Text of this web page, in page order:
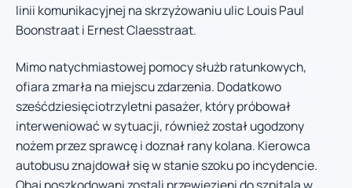
linii komunikacyjnej na skrzyżowaniu ulic Louis Paul
Boonstraat i Ernest Claesstraat.
Mimo natychmiastowej pomocy służb ratunkowych,
ofiara zmarła na miejscu zdarzenia. Dodatkowo
sześćdziesięciotrzyletni pasażer, który próbował
interweniować w sytuacji, również został ugodzony
nożem przez sprawcę i doznał rany kolana. Kierowca
autobusu znajdował się w stanie szoku po incydencie.